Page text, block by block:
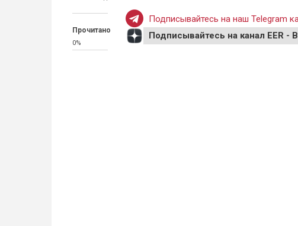
Прочитано
0%
Подписывайтесь на наш Telegram
Подписывайтесь на канал EER